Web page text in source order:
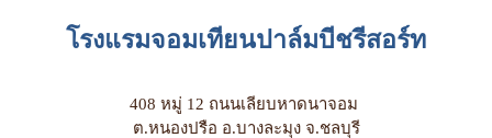
โรงแรมจอมเทียนปาล์มบีชรีสอร์ท
408 หมู่ 12 ถนนเลียบหาดนาจอม
ต.หนองปรือ อ.บางละมุง จ.ชลบุรี